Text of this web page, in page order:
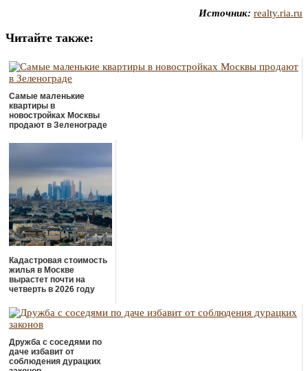
Источник: realty.ria.ru
Читайте также:
Самые маленькие
квартиры в
новостройках Москвы
продают в Зеленограде
Кадастровая стоимость
жилья в Москве
вырастет почти на
четверть в 2026 году
Дружба с соседями по
даче избавит от
соблюдения дурацких